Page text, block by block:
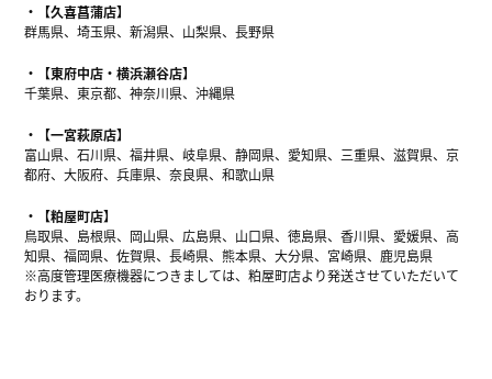
【久喜菖蒲店】
群馬県、埼玉県、新潟県、山梨県、長野県
【東府中店・横浜瀬谷店】
千葉県、東京都、神奈川県、沖縄県
【一宮萩原店】
富山県、石川県、福井県、岐阜県、静岡県、愛知県、三重県、滋賀県、京
都府、大阪府、兵庫県、奈良県、和歌山県
【粕屋町店】
鳥取県、島根県、岡山県、広島県、山口県、徳島県、香川県、愛媛県、高
知県、福岡県、佐賀県、長崎県、熊本県、大分県、宮崎県、鹿児島県
※高度管理医療機器につきましては、粕屋町店より発送させていただいて
おります。